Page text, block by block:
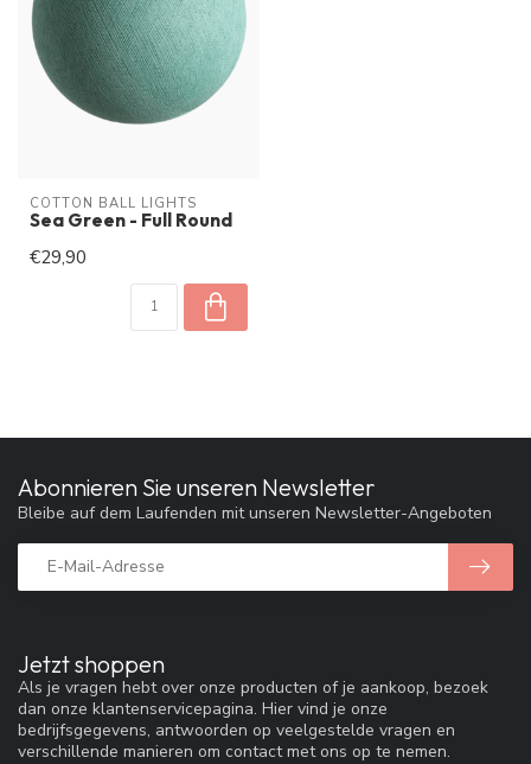
COTTON BALL LIGHTS
Sea Green - Full Round
€29,90
Jetzt shoppen
Als je vragen hebt over onze producten of je aankoop, bezoek
dan onze klantenservicepagina. Hier vind je onze
bedrijfsgegevens, antwoorden op veelgestelde vragen en
verschillende manieren om contact met ons op te nemen.
Abonnieren Sie unseren Newsletter
Bleibe auf dem Laufenden mit unseren Newsletter-Angeboten